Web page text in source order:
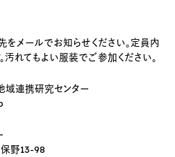
をメールでお知らせください。定員内
れてもよい服装でご参加ください。
域連携研究センター
野13-98